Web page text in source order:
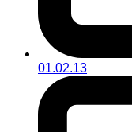
01.02.13